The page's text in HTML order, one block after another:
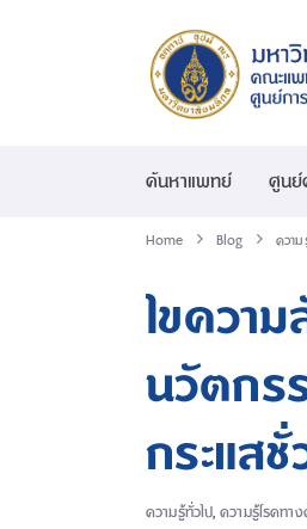
ค้นหาแพทย์ ศูนย์
Home Blog ควา
ไขควา
นวัตกร
กระแส
ความรู้ทั่วไป,ความรู้โรคทา